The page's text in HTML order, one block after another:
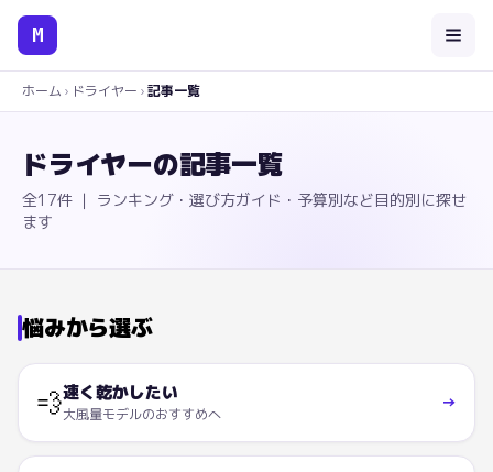
M
ホーム › ドライヤー ›記事一覧
ドライヤーの記事一覧
全17件 ｜ ランキング・選び方ガイド・予算別など目的別に探せ
ます
悩みから選ぶ
💨速く乾かしたい
大風量モデルのおすすめへ
→